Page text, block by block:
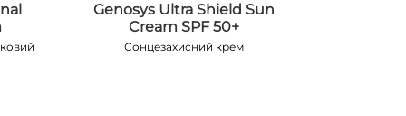
Genosys Ultra Shield Sun
Cream SPF 50+
Сонцезахисний крем